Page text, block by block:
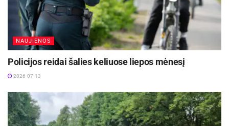
NAUJIENOS
Policijos reidai šalies keliuose liepos mėnesį
2026-07-13